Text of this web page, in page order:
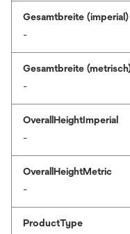
Gesamtbreite (imperial)
-
Gesamtbreite
-
OverallHeightImperial
-
OverallHeightMetric
-
ProductType